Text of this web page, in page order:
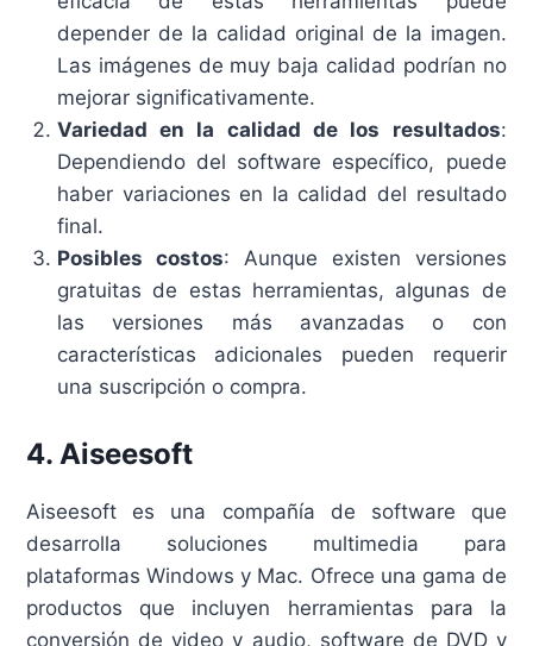
depender de la calidad original de la imagen.
Las imágenes de muy baja calidad podrían no
mejorar significativamente.
Variedad en la calidad de los resultados:
Dependiendo del software específico, puede
haber variaciones en la calidad del resultado
final.
Posibles costos: Aunque existen versiones
gratuitas de estas herramientas, algunas de
las versiones más avanzadas o con
características adicionales pueden requerir
una suscripción o compra​.
4.Aiseesoft
Aiseesoft es una compañía de software que
desarrolla soluciones multimedia para
plataformas Windows y Mac. Ofrece una gama de
productos que incluyen herramientas para la
conversión de video y audio, software de DVD y